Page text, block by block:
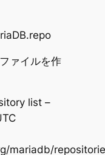
ァイルを作
list –
mariadb/